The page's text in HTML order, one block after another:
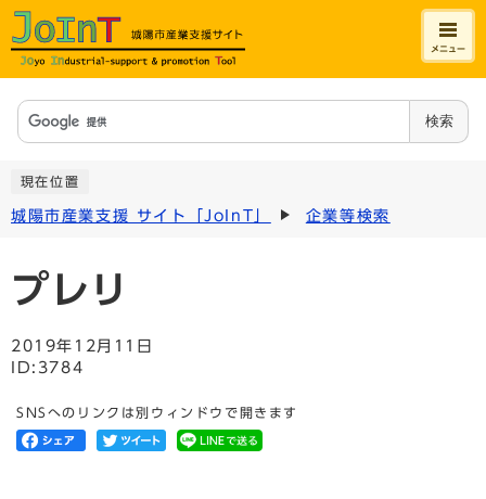
メニュー
検索
現在位置
城陽市産業支援 サイト「JoInT」 企業等検索
プレリ
2019年12月11日
ID:3784
SNSへのリンクは別ウィンドウで開きます